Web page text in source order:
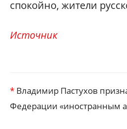
спокойно, жители
Источник
* Владимир Пастухов
Федерации «иностранным